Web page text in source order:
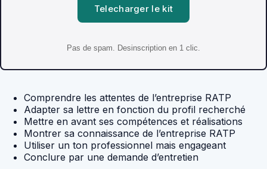
Telecharger le kit
Pas de spam. Desinscription en 1 clic.
Comprendre les attentes de l’entreprise RATP
Adapter sa lettre en fonction du profil recherché
Mettre en avant ses compétences et réalisations
Montrer sa connaissance de l’entreprise RATP
Utiliser un ton professionnel mais engageant
Conclure par une demande d’entretien